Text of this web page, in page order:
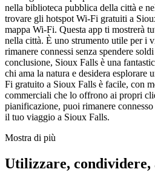
nella biblioteca pubblica della città e
trovare gli hotspot Wi-Fi gratuiti a
mappa Wi-Fi. Questa app ti mostrerà
nella città. È uno strumento utile per i
rimanere connessi senza spendere
conclusione, Sioux Falls è una
chi ama la natura e desidera esplorare
Fi gratuito a Sioux Falls è facile, con
commerciali che lo offrono ai propri
pianificazione, puoi rimanere
il tuo viaggio a Sioux Falls.
Mostra di più
Utilizzare, condividere,